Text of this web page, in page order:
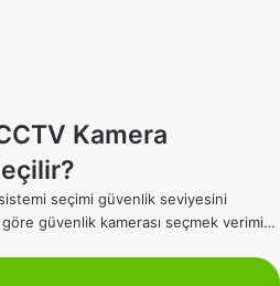
Kamera
seçimi güvenlik seviyesini
güvenlik kamerası seçmek verimi…